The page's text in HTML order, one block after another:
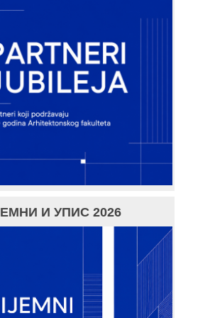
И УПИС 2026